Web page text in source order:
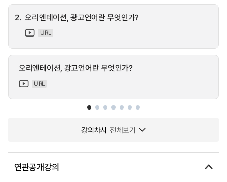
2. 오리엔테이션, 광고언어란 무엇인가?
URL
오리엔테이션, 광고언어란 무엇인가?
URL
강의차시 전체보기
연관공개강의